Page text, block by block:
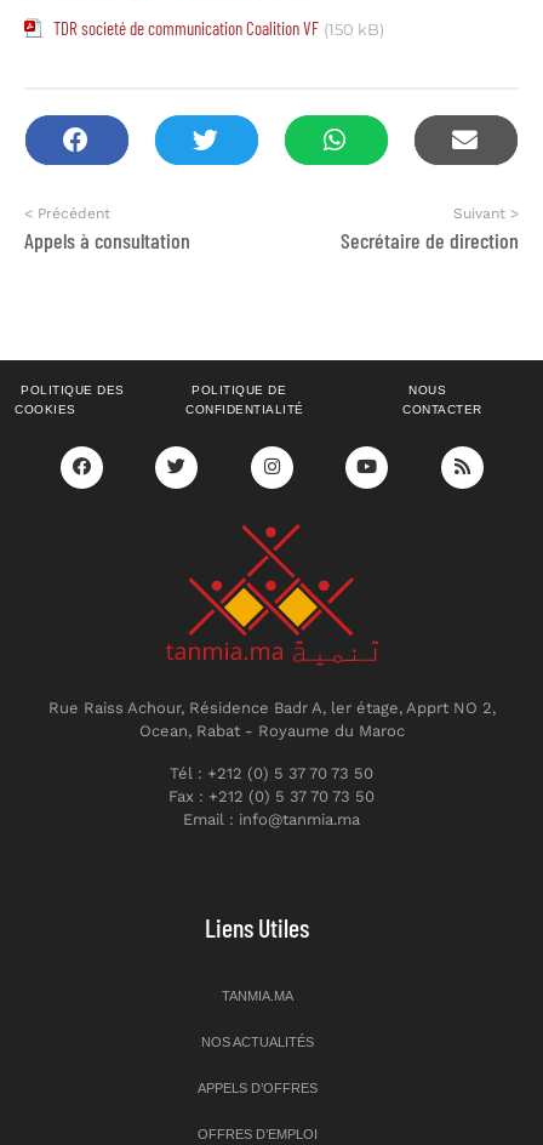
TDR societé de communication Coalition VF (150 kB)
< Précédent
Appels à consultation
Suivant >
Secrétaire de direction
POLITIQUE DES
COOKIES
POLITIQUE DE
CONFIDENTIALITÉ
NOUS
CONTACTER
Rue Raiss Achour, Résidence Badr A, ler étage, Apprt NO 2,
Ocean, Rabat - Royaume du Maroc
Tél : +212 (0) 5 37 70 73 50
Fax : +212 (0) 5 37 70 73 50
Email : info@tanmia.ma
Liens Utiles
TANMIA.MA
NOS ACTUALITÉS
APPELS D’OFFRES
OFFRES D’EMPLOI